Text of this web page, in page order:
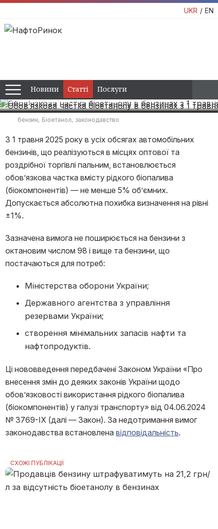
UKR EN
Новини Статті Послуги
Обов’язкова частка біоетанолу в
бензинах з 1 травня: виклики та
переваги
16:16 / 12 березня, 2025
Олександр Сіренко Анастасія Денисенко
бензин Біоетанол законодавство
З 1 травня 2025 року в усіх обсягах автомобільних
бензинів, що реалізуються в місцях оптової та
роздрібної торгівлі пальним, встановлюється
обов’язкова частка вмісту рідкого біопалива
(біокомпонентів) — не менше 5% об’ємних.
Допускається абсолютна похибка визначення на рівні
±1%.
Зазначена вимога не поширюється на бензини з
октановим числом 98 і вище та бензини, що
постачаються для потреб:
Міністерства оборони України;
Державного агентства з управління
резервами України;
створення мінімальних запасів нафти та
нафтопродуктів.
Ці нововведення передбачені Законом України «Про
внесення змін до деяких законів України щодо
обов’язковості використання рідкого біопалива
(біокомпонентів) у галузі транспорту» від 04.06.2024
№ 3769-IX (далі — Закон). За недотримання вимог
законодавства встановленавідповідальність.
СХОЖІ ПУБЛІКАЦІЇ